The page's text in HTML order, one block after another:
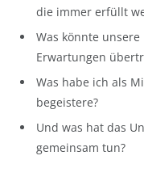
die immer erfüllt
Was könnte
Erwartungen
Was habe ich als
begeistere?
Und was hat das
gemeinsam tun?